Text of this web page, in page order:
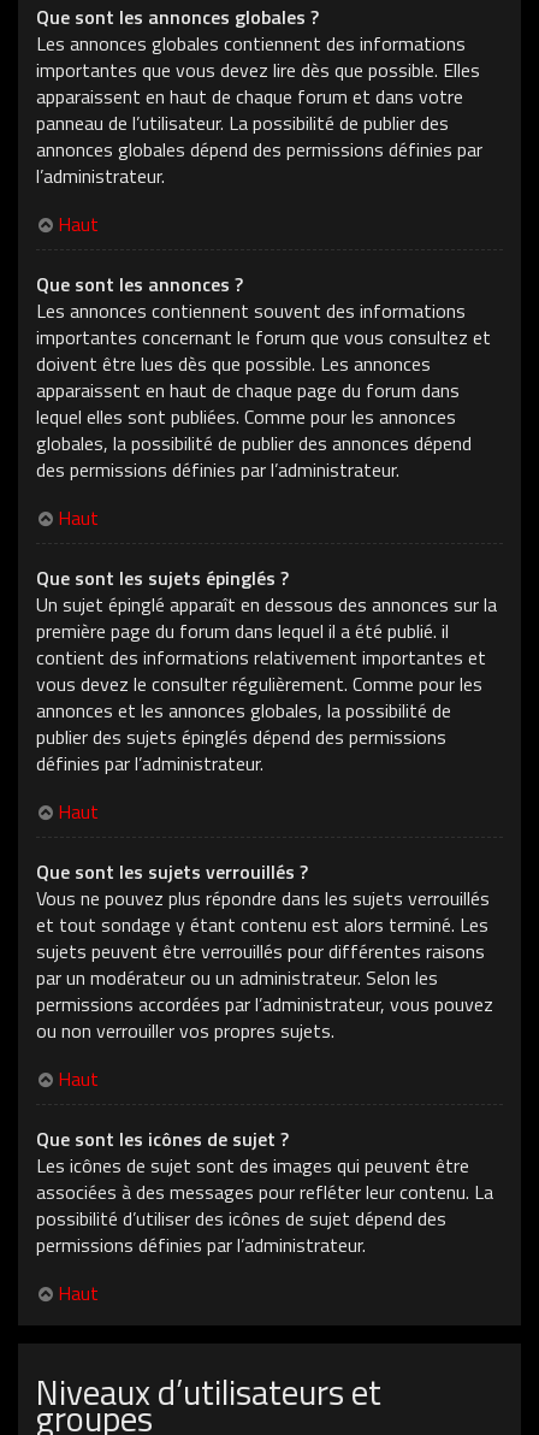
Que sont les annonces globales ?
Les annonces globales contiennent des informations
importantes que vous devez lire dès que possible. Elles
apparaissent en haut de chaque forum et dans votre
panneau de l’utilisateur. La possibilité de publier des
annonces globales dépend des permissions définies par
l’administrateur.
Haut
Que sont les annonces ?
Les annonces contiennent souvent des informations
importantes concernant le forum que vous consultez et
doivent être lues dès que possible. Les annonces
apparaissent en haut de chaque page du forum dans
lequel elles sont publiées. Comme pour les annonces
globales, la possibilité de publier des annonces dépend
des permissions définies par l’administrateur.
Haut
Que sont les sujets épinglés ?
Un sujet épinglé apparaît en dessous des annonces sur la
première page du forum dans lequel il a été publié. il
contient des informations relativement importantes et
vous devez le consulter régulièrement. Comme pour les
annonces et les annonces globales, la possibilité de
publier des sujets épinglés dépend des permissions
définies par l’administrateur.
Haut
Que sont les sujets verrouillés ?
Vous ne pouvez plus répondre dans les sujets verrouillés
et tout sondage y étant contenu est alors terminé. Les
sujets peuvent être verrouillés pour différentes raisons
par un modérateur ou un administrateur. Selon les
permissions accordées par l’administrateur, vous pouvez
ou non verrouiller vos propres sujets.
Haut
Que sont les icônes de sujet ?
Les icônes de sujet sont des images qui peuvent être
associées à des messages pour refléter leur contenu. La
possibilité d’utiliser des icônes de sujet dépend des
permissions définies par l’administrateur.
Haut
Niveaux d’utilisateurs et
groupes